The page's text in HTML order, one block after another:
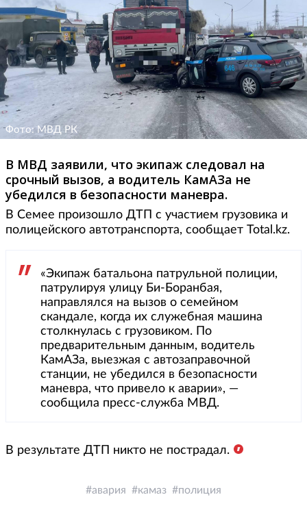
Фото: МВД РК
В МВД заявили, что экипаж следовал на
срочный вызов, а водитель КамАЗа не
убедился в безопасности маневра.
В Семее произошло ДТП с участием грузовика и
полицейского автотранспорта, сообщает Total.kz.
«Экипаж батальона патрульной полиции,
патрулируя улицу Би-Боранбая,
направлялся на вызов о семейном
скандале, когда их служебная машина
столкнулась с грузовиком. По
предварительным данным, водитель
КамАЗа, выезжая с автозаправочной
станции, не убедился в безопасности
маневра, что привело к аварии», —
сообщила пресс-служба МВД.
В результате ДТП никто не пострадал.
авария камаз полиция